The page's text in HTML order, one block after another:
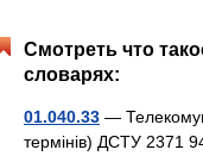
Смотреть что
словарях:
01.040.33 —
термінів) ДСТУ 2371